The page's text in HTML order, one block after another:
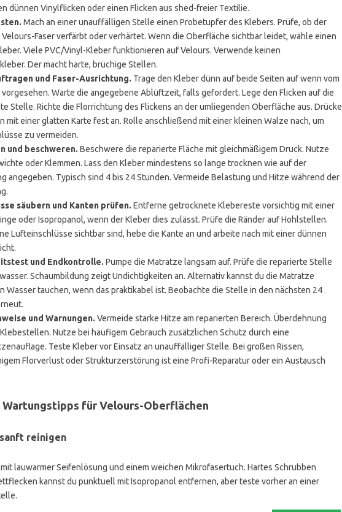
dünnen Vinylflicken oder einen Flicken aus shed-freier Textilie.
Mach an einer unauffälligen Stelle einen Probetupfer des Klebers. Prüfe, ob der
Velours-Faser verfärbt oder verhärtet. Wenn die Oberfläche sichtbar leidet, wähle einen
Viele PVC/Vinyl-Kleber funktionieren auf Velours. Verwende keinen
Der macht harte, brüchige Stellen.
und Faser-Ausrichtung. Trage den Kleber dünn auf beide Seiten auf wenn vom
Warte die angegebene Ablüftzeit, falls gefordert. Lege den Flicken auf die
Stelle. Richte die Florrichtung des Flickens an der umliegenden Oberfläche aus. Drücke
mit einer glatten Karte fest an. Rolle anschließend mit einer kleinen Walze nach, um
zu vermeiden.
und beschweren. Beschwere die reparierte Fläche mit gleichmäßigem Druck. Nutze
oder Klemmen. Lass den Kleber mindestens so lange trocknen wie auf der
angegeben. Typisch sind 4 bis 24 Stunden. Vermeide Belastung und Hitze während der
säubern und Kanten prüfen. Entferne getrocknete Klebereste vorsichtig mit einer
oder Isopropanol, wenn der Kleber dies zulässt. Prüfe die Ränder auf Hohlstellen.
Lufteinschlüsse sichtbar sind, hebe die Kante an und arbeite nach mit einer dünnen
und Endkontrolle. Pumpe die Matratze langsam auf. Prüfe die reparierte Stelle
Schaumbildung zeigt Undichtigkeiten an. Alternativ kannst du die Matratze
Wasser tauchen, wenn das praktikabel ist. Beobachte die Stelle in den nächsten 24
und Warnungen. Vermeide starke Hitze am reparierten Bereich. Überdehnung
Nutze bei häufigem Gebrauch zusätzlichen Schutz durch eine
Teste Kleber vor Einsatz an unauffälliger Stelle. Bei großen Rissen,
Florverlust oder Strukturzerstörung ist eine Profi-Reparatur oder ein Austausch
Wartungstipps für Velours-Oberflächen
reinigen
lauwarmer Seifenlösung und einem weichen Mikrofasertuch. Hartes Schrubben
kannst du punktuell mit Isopropanol entfernen, aber teste vorher an einer